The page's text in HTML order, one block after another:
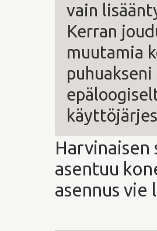
vain
Kerran
muutamia
Harvinaisen
asentuu
asennus vie